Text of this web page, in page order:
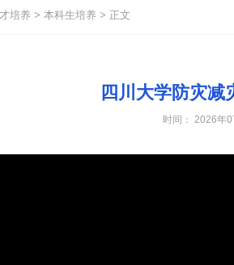
培养 >本科生培养 > 正文
四川大学防灾减
时间： 2026年